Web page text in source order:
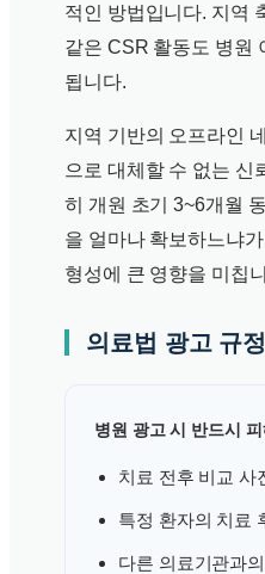
적인 방법입니다. 지역
같은 CSR 활동도 병원
됩니다.
지역 기반의 오프라인
으로 대체할 수 없는 신
히 개원 초기 3~6개월
을 얼마나 확보하느냐
형성에 큰 영향을 미칩
의료법 광고 규
병원 광고 시 반드시
치료 전후 비교 사
특정 환자의 치료
다른 의료기관과